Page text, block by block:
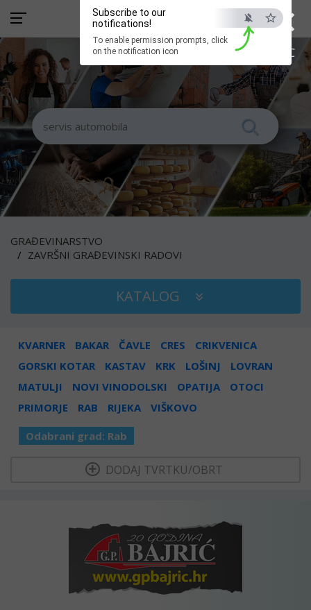
×
ESC
Subscribe to our
notifications!
To enable permission prompts, click
on the notification icon
GRAĐEVINARSTVO
ZAVRŠNI GRAĐEVINSKI RADOVI
KATALOG
KVARNER BAKAR ČAVLE CRES
CRIKVENICA
GORSKI KOTAR
KASTAV KRK LOŠINJ
LOVRAN
MATULJI
NOVI VINODOLSKI OPATIJA
OTOCI
PRIMORJE
RAB RIJEKA VIŠKOVO
Odabrani grad: Rab
DODAJ TVRTKU/OBRT